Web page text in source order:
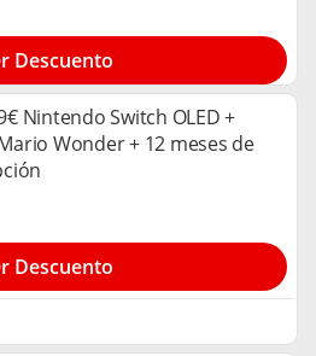
Descuento
Nintendo Switch OLED +
Wonder + 12 meses de
Descuento